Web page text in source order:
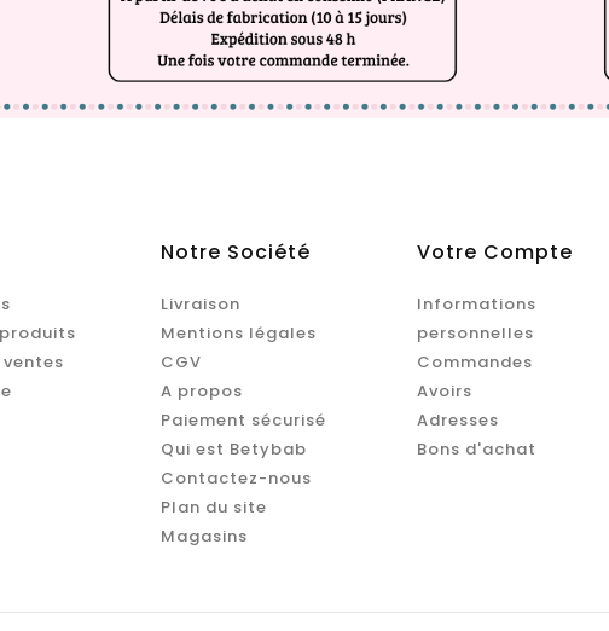
Notre Société
Livraison
Mentions légales
CGV
A propos
Paiement sécurisé
Qui est Betybab
Contactez-nous
Plan du site
Magasins
Votre Compte
Informations
personnelles
Commandes
Avoirs
Adresses
Bons d'achat